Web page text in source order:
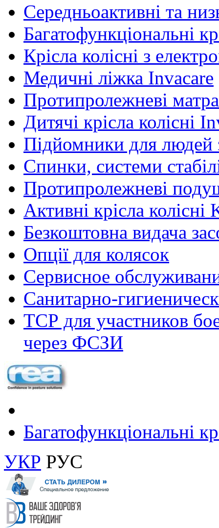
Середньоактивні та
Багатофункціональні
Крісла колісні з
Медичні ліжка Invacare
Протипролежневі
Дитячі крісла колісні
Підйомники для людей
Спинки, системи
Протипролежневі
Активні крісла колісні
Безкоштовна видача
Опції для колясок
Сервисное
Санитарно-
ТСР для участников
через ФСЗИ
Багатофункціональні
УКР РУС